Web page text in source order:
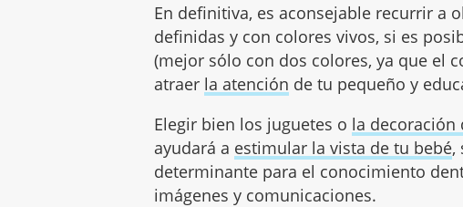
En definitiva, es aconsejable recurrir a
definidas y con colores vivos, si es
(mejor sólo con dos colores, ya que el
atraer la atención de tu pequeño y
Elegir bien los juguetes o la decoración
ayudará a estimular la vista de tu bebé,
determinante para el conocimiento
imágenes y comunicaciones.